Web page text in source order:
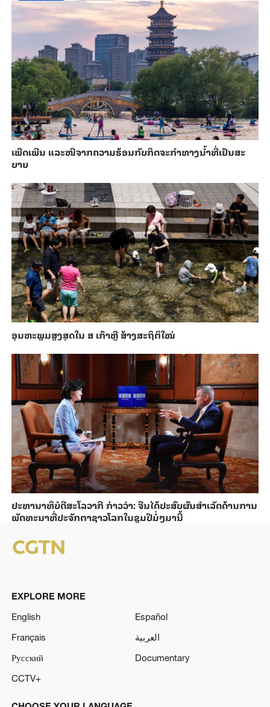
ເພີດ​ເພີນ ແລະ​ໜີ​ຈາກ​ຄວາມ​ຮ້ອນ​ກັບ​ກິດ​ຈະ​ກຳ​ທາງ​ນ້ຳ​​ທີ່​ເຢັນ​ສະ​
ບາຍ
ອຸນ​ຫະ​ພູມ​ສູງ​ສຸດ​​ໃນ ສ ເກົາຫຼີ ສ້າງ​ສະ​ຖິ​ຕິ​ໃໝ່
ປະ​ທາ​ນາ​ທິ​ບໍ​ດີ​ສະ​ໂລ​ວາ​ກີ ກ່າວ​ວ່າ: ຈີນ​ໄດ້​ປະ​ສົບ​ຜົ​ນ​ສຳ​ເລັດ​ດ້ານ​ການ​
ພັດ​ທະ​ນາ​ທີ່​ປະ​ຈັກ​ຕາ​ຊາວ​ໂລກ​ໃນ​ຊຸມ​ປີ​ມໍ່ໆ​ມາ​ນີ້
EXPLORE MORE
English
Español
Français
العربية
Русский
Documentary
CCTV+